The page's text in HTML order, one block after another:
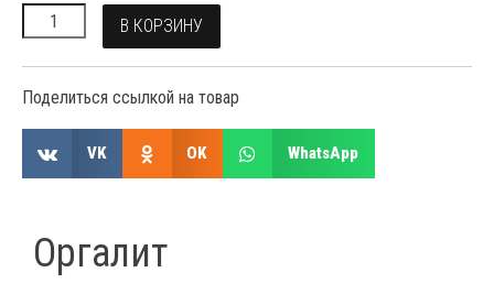
В КОРЗИНУ
Поделиться ссылкой на товар
VK OK WhatsApp
Оргалит